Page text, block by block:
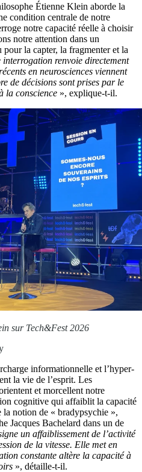
Étienne Klein aborde la
condition centrale de notre
notre capacité réelle à choisir
notre attention dans un
la capter, la fragmenter et la
interrogation renvoie directement
en neurosciences viennent
de décisions sont prises par le
la conscience », explique-t-il.
sur Tech&Fest 2026
informationnelle et l’hyper-
la vie de l’esprit. Les
et morcellent notre
cognitive qui affaiblit la capacité
la notion de « bradypsychie »,
Jacques Bachelard dans un de
un affaiblissement de l’activité
de la vitesse. Elle met en
constante altère la capacité à
», détaille-t-il.